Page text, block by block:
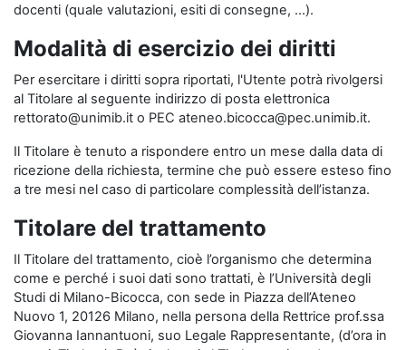
docenti (quale valutazioni, esiti di consegne, …).
Modalità di esercizio dei diritti
Per esercitare i diritti sopra riportati, l'Utente potrà rivolgersi
al Titolare al seguente indirizzo di posta elettronica
rettorato@unimib.it o PEC ateneo.bicocca@pec.unimib.it.
Il Titolare è tenuto a rispondere entro un mese dalla data di
ricezione della richiesta, termine che può essere esteso fino
a tre mesi nel caso di particolare complessità dell’istanza.
Titolare del trattamento
Il Titolare del trattamento, cioè l’organismo che determina
come e perché i suoi dati sono trattati, è l’Università degli
Studi di Milano-Bicocca, con sede in Piazza dell’Ateneo
Nuovo 1, 20126 Milano, nella persona della Rettrice prof.ssa
Giovanna Iannantuoni, suo Legale Rappresentante, (d’ora in